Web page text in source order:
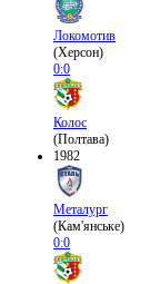
Локомотив
(Херсон)
0:0
Колос
(Полтава)
1982
Металург
(Кам'янське)
0:0